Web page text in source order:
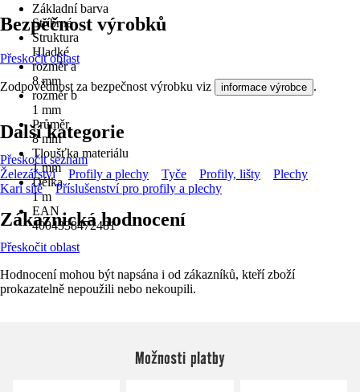
Základní barva
Stříbrná
Struktura
Hladké
rozměr a
8 mm
rozměr b
1 mm
Průměr
8 mm
Tloušťka materiálu
1 mm
Délka
1 m
EAN
4004338472481
Bezpečnost výrobků
Přeskočit oblast
Zodpovědnost za bezpečnost výrobku viz informace výrobce .
Další kategorie
Přeskočit seznam
Železářství
Profily a plechy Tyče Profily, lišty
Plechy
Kari sítě
Příslušenství pro profily a plechy
Zákaznická hodnocení
Přeskočit oblast
Hodnocení mohou být napsána i od zákazníků, kteří zboží
prokazatelně nepoužili nebo nekoupili.
Možnosti platby